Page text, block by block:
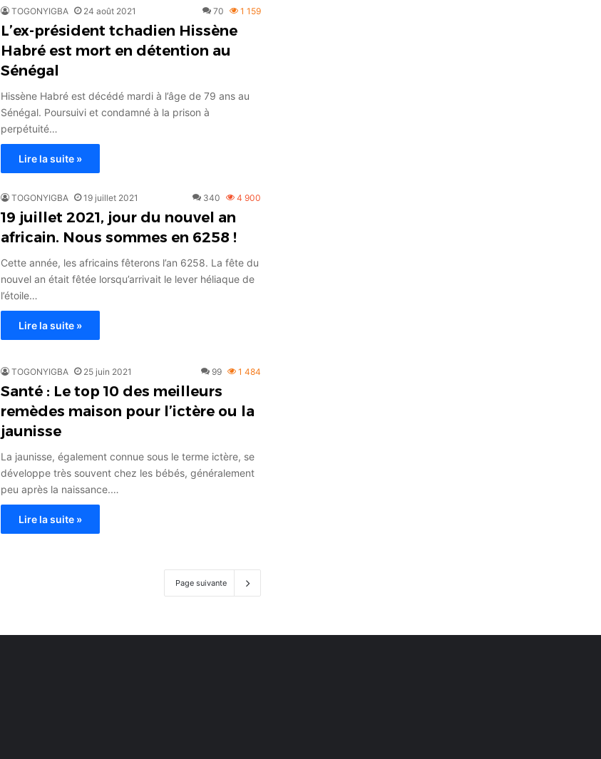
TOGONYIGBA 24 août 2021 70 1 159
L’ex-président tchadien Hissène
Habré est mort en détention au
Sénégal
Hissène Habré est décédé mardi à l’âge de 79 ans au
Sénégal. Poursuivi et condamné à la prison à
perpétuité…
Lire la suite »
TOGONYIGBA 19 juillet 2021 340 4 900
19 juillet 2021, jour du nouvel an
africain. Nous sommes en 6258 !
Cette année, les africains fêterons l’an 6258. La fête du
nouvel an était fêtée lorsqu’arrivait le lever héliaque de
l’étoile…
Lire la suite »
TOGONYIGBA 25 juin 2021 99 1 484
Santé : Le top 10 des meilleurs
remèdes maison pour l’ictère ou la
jaunisse
La jaunisse, également connue sous le terme ictère, se
développe très souvent chez les bébés, généralement
peu après la naissance.…
Lire la suite »
Page suivante